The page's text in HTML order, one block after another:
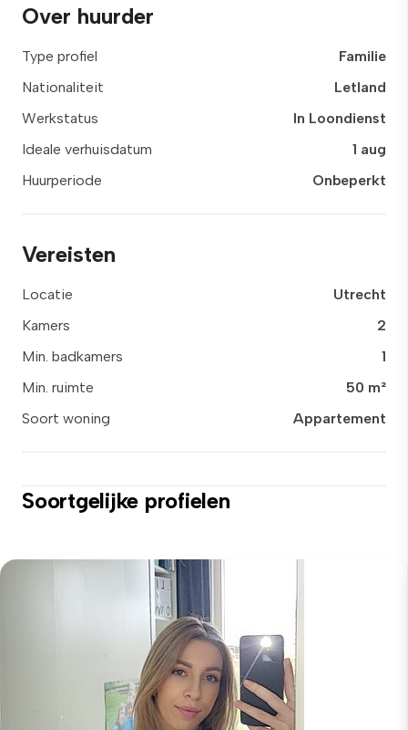
Over huurder
Type profiel
Familie
Nationaliteit
Letland
Werkstatus
In Loondienst
Ideale verhuisdatum
1 aug
Huurperiode
Onbeperkt
Vereisten
Locatie
Utrecht
Kamers
2
Min. badkamers
1
Min. ruimte
50 m²
Soort woning
Appartement
Soortgelijke profielen